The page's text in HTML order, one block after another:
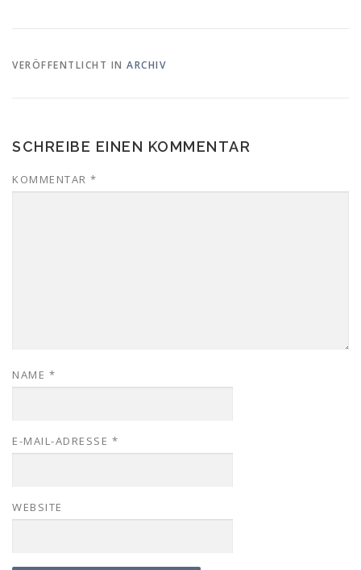
VERÖFFENTLICHT IN ARCHIV
SCHREIBE EINEN KOMMENTAR
KOMMENTAR *
NAME *
E-MAIL-ADRESSE *
WEBSITE